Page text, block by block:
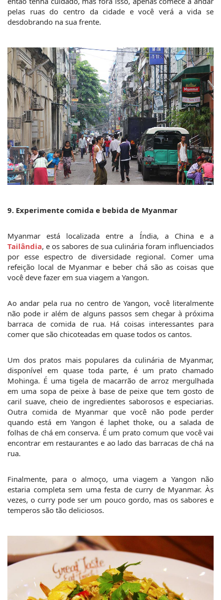
pelas ruas do centro da cidade e você verá a vida se
desdobrando na sua frente.
9. Experimente comida e bebida de Myanmar
Tailândia, e os sabores de sua culinária foram influenciados
por esse espectro de diversidade regional. Comer uma
refeição local de Myanmar e beber chá são as coisas que
você deve fazer em sua viagem a Yangon.
Ao andar pela rua no centro de Yangon, você literalmente
não pode ir além de alguns passos sem chegar à próxima
barraca de comida de rua. Há coisas interessantes para
comer que são chicoteadas em quase todos os cantos.
Um dos pratos mais populares da culinária de Myanmar,
disponível em quase toda parte, é um prato chamado
Mohinga. É uma tigela de macarrão de arroz mergulhada
em uma sopa de peixe à base de peixe que tem gosto de
caril suave, cheio de ingredientes saborosos e especiarias.
Outra comida de Myanmar que você não pode perder
quando está em Yangon é laphet thoke, ou a salada de
folhas de chá em conserva. É um prato comum que você vai
encontrar em restaurantes e ao lado das barracas de chá na
rua.
Finalmente, para o almoço, uma viagem a Yangon não
estaria completa sem uma festa de curry de Myanmar. Às
vezes, o curry pode ser um pouco gordo, mas os sabores e
temperos são tão deliciosos.